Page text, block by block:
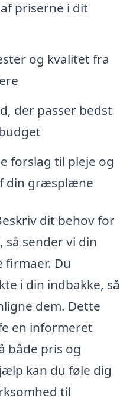
priserne i dit
og kvalitet fra
der passer bedst
forslag til pleje og
din græsplæne
dit behov for
sender vi din
firmaer. Du
i din indbakke, så
dem. Dette
en informeret
både pris og
kan du føle dig
til